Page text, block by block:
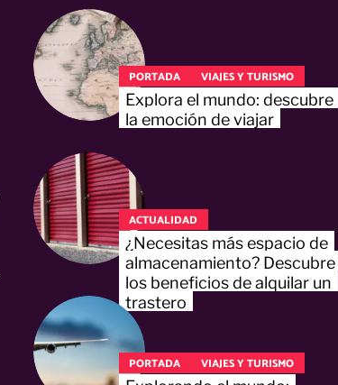
PORTADA VIAJES Y TURISMO
Explora el mundo: descubre
la emoción de viajar
ACTUALIDAD
¿Necesitas más espacio de
almacenamiento? Descubre
los beneficios de alquilar un
trastero
PORTADA VIAJES Y TURISMO